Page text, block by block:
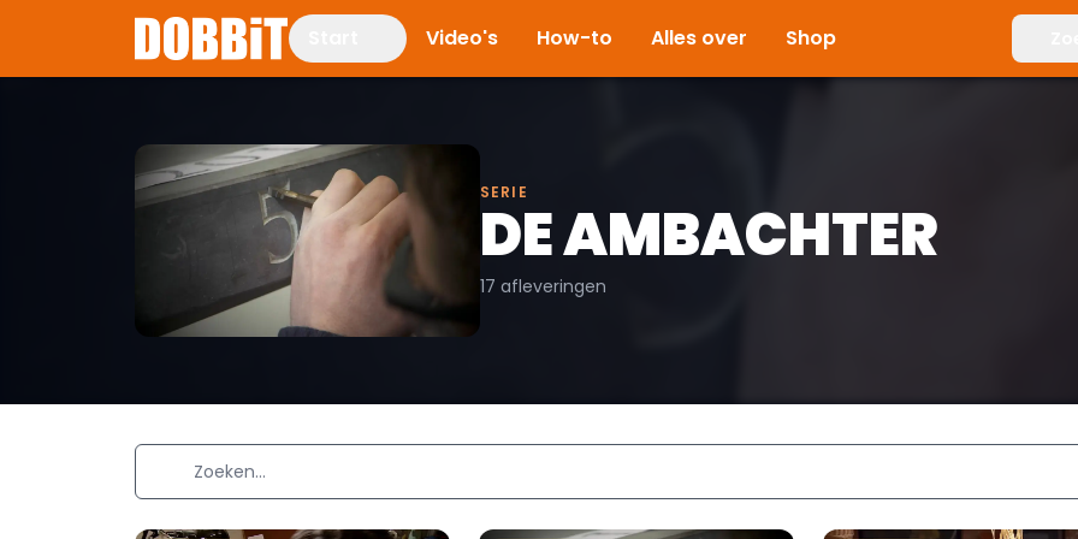
Video's How-to Alles over Shop
SERIE
DE AMBACHTER
17 afleveringen